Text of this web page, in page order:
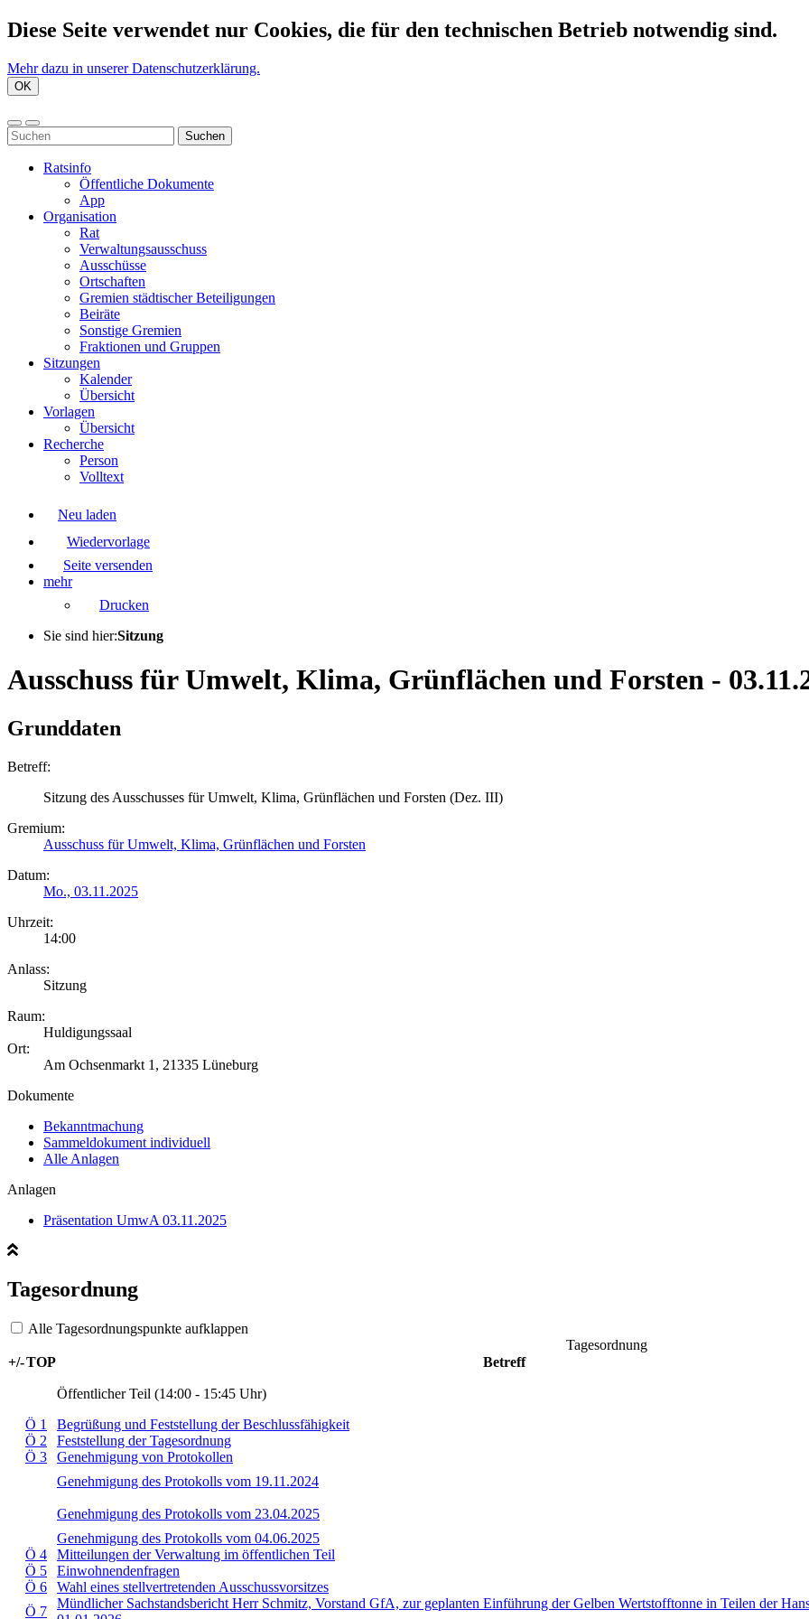
Diese Seite verwendet nur Cookies, die für den technischen Betrieb notwendig sind.
Mehr dazu in unserer Datenschutzerklärung.
OK
Suchen
Ratsinfo
Öffentliche Dokumente
App
Organisation
Rat
Verwaltungsausschuss
Ausschüsse
Ortschaften
Gremien städtischer Beteiligungen
Beiräte
Sonstige Gremien
Fraktionen und Gruppen
Sitzungen
Kalender
Übersicht
Vorlagen
Übersicht
Recherche
Person
Volltext
Neu laden
Wiedervorlage
Seite versenden
mehr
Drucken
Sie sind hier:Sitzung
Ausschuss für Umwelt, Klima, Grünflächen und Forsten -
Grunddaten
Betreff:
Sitzung des Ausschusses für Umwelt, Klima, Grünflächen und Forsten (Dez. III)
Gremium:
Ausschuss für Umwelt, Klima, Grünflächen und Forsten
Datum:
Mo., 03.11.2025
Uhrzeit:
14:00
Anlass:
Sitzung
Raum:
Huldigungssaal
Ort:
Am Ochsenmarkt 1, 21335 Lüneburg
Dokumente
Bekanntmachung
Sammeldokument individuell
Alle Anlagen
Anlagen
Präsentation UmwA 03.11.2025
Tagesordnung
Alle Tagesordnungspunkte aufklappen
Tagesordnung
+/-TOP Betreff
Öffentlicher Teil (14:00 - 15:45 Uhr)
Ö 1
Begrüßung und Feststellung der Beschlussfähigkeit
Ö 2
Feststellung der Tagesordnung
Ö 3
Genehmigung von Protokollen
Genehmigung des Protokolls vom 19.11.2024
Genehmigung des Protokolls vom 23.04.2025
Genehmigung des Protokolls vom 04.06.2025
Ö 4
Mitteilungen der Verwaltung im öffentlichen Teil
Ö 5
Einwohnendenfragen
Ö 6
Wahl eines stellvertretenden Ausschussvorsitzes
Ö 7
Mündlicher Sachstandsbericht Herr Schmitz, Vorstand GfA, zur geplanten Einführung der Gelben Wertstofftonne in Teilen der